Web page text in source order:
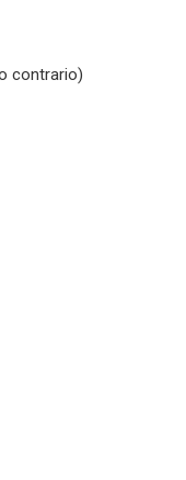
contrario)